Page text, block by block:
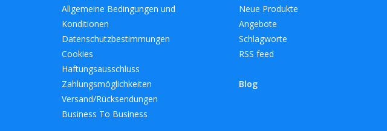
Allgemeine Bedingungen und
Konditionen
Datenschutzbestimmungen
Cookies
Haftungsausschluss
Zahlungsmöglichkeiten
Versand/Rücksendungen
Business To Business
Neue Produkte
Angebote
Schlagworte
RSS feed
Blog